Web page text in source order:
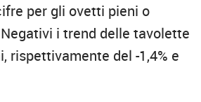
per gli ovetti pieni o
i trend delle tavolette
rispettivamente del -1,4% e